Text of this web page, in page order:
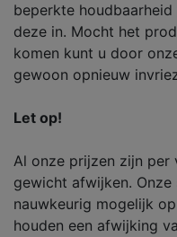
beperkte
deze in. Mocht het
komen kunt u door
gewoon opnieuw
Let op!
Al onze prijzen zijn per
gewicht afwijken.
nauwkeurig mogelijk
houden een afwijking